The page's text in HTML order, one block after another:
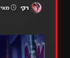
רקי מאי 2, 2022